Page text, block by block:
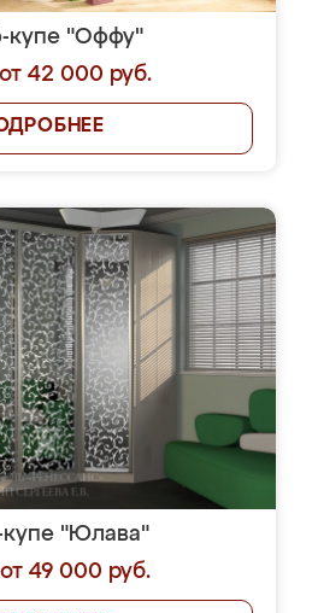
купе "Оффу"
42 000 руб.
"Юлава"
49 000 руб.